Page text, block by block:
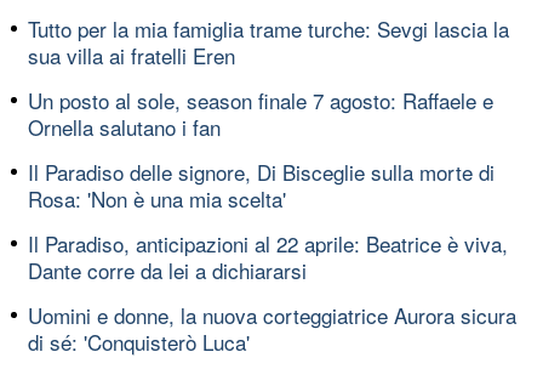
Tutto per la mia famiglia trame turche: Sevgi lascia la
sua villa ai fratelli Eren
Un posto al sole, season finale 7 agosto: Raffaele e
Ornella salutano i fan
Il Paradiso delle signore, Di Bisceglie sulla morte di
Rosa: 'Non è una mia scelta'
Il Paradiso, anticipazioni al 22 aprile: Beatrice è viva,
Dante corre da lei a dichiararsi
Uomini e donne, la nuova corteggiatrice Aurora sicura
di sé: 'Conquisterò Luca'